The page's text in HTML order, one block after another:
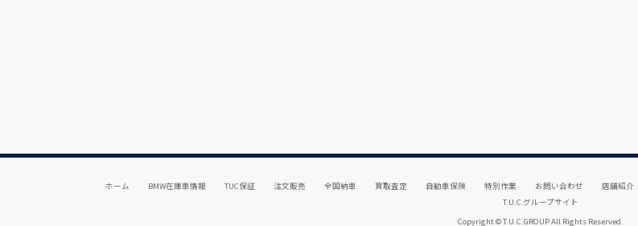
ホーム BMW在庫車情報 TUC保証 注文販売 全国納車 買取査定 自動車保険 特別作業 お問い合わせ 店舗紹介
T.U.C.グループサイト
Copyright © T.U.C.GROUP All Rights Reserved.